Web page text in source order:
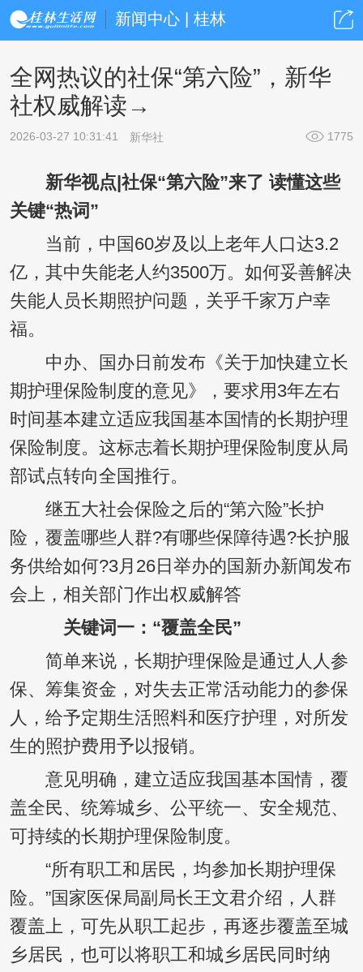
新闻中心 | 桂林
全网热议的社保“第六险”，新华
社权威解读→
2026-03-27 10:31:41 新华社 1775
新华视点|社保“第六险”来了 读懂这些
关键“热词”
当前，中国60岁及以上老年人口达3.2
亿，其中失能老人约3500万。如何妥善解决
失能人员长期照护问题，关乎千家万户幸
福。
中办、国办日前发布《关于加快建立长
期护理保险制度的意见》，要求用3年左右
时间基本建立适应我国基本国情的长期护理
保险制度。这标志着长期护理保险制度从局
部试点转向全国推行。
继五大社会保险之后的“第六险”长护
险，覆盖哪些人群?有哪些保障待遇?长护服
务供给如何?3月26日举办的国新办新闻发布
会上，相关部门作出权威解答
关键词一：“覆盖全民”
简单来说，长期护理保险是通过人人参
保、筹集资金，对失去正常活动能力的参保
人，给予定期生活照料和医疗护理，对所发
生的照护费用予以报销。
意见明确，建立适应我国基本国情，覆
盖全民、统筹城乡、公平统一、安全规范、
可持续的长期护理保险制度。
“所有职工和居民，均参加长期护理保
险。”国家医保局副局长王文君介绍，人群
覆盖上，可先从职工起步，再逐步覆盖至城
乡居民，也可以将职工和城乡居民同时纳